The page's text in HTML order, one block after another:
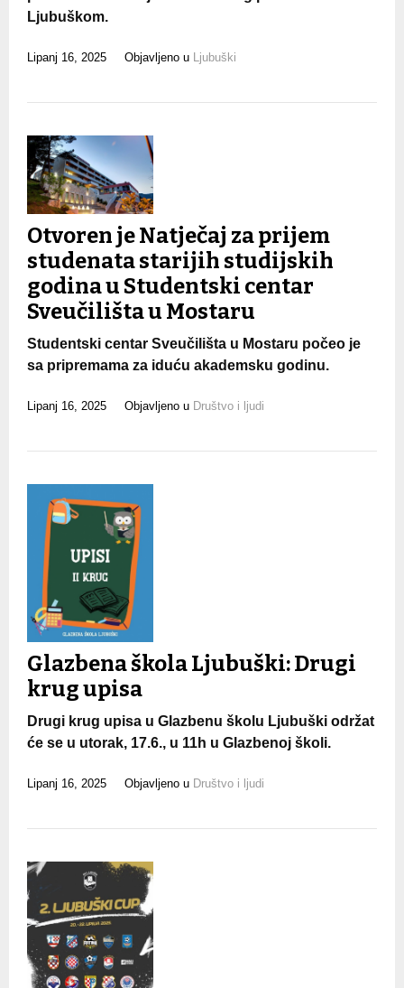
Ljubuškom.
Lipanj 16, 2025 Objavljeno u Ljubuški
Otvoren je Natječaj za prijem
studenata starijih studijskih
godina u Studentski centar
Sveučilišta u Mostaru
Studentski centar Sveučilišta u Mostaru počeo je
sa pripremama za iduću akademsku godinu.
Lipanj 16, 2025 Objavljeno u Društvo i ljudi
Glazbena škola Ljubuški: Drugi
krug upisa
Drugi krug upisa u Glazbenu školu Ljubuški održat
će se u utorak, 17.6., u 11h u Glazbenoj školi.
Lipanj 16, 2025 Objavljeno u Društvo i ljudi